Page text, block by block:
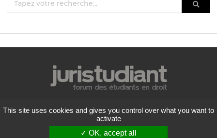
Mentions légales
Politique de confidentialité
Conditions générales d'utilisation
This site uses cookies and gives you control over what you want to
activate
✓ OK, accept all